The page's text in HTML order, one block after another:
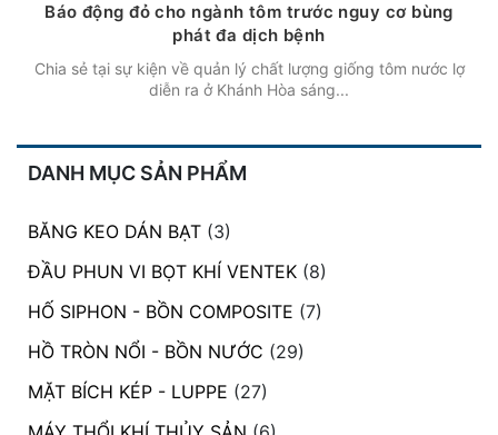
Báo động đỏ cho ngành tôm trước nguy cơ bùng
phát đa dịch bệnh
Chia sẻ tại sự kiện về quản lý chất lượng giống tôm nước lợ
diễn ra ở Khánh Hòa sáng...
DANH MỤC SẢN PHẨM
BĂNG KEO DÁN BẠT (3)
ĐẦU PHUN VI BỌT KHÍ VENTEK (8)
HỐ SIPHON - BỒN COMPOSITE (7)
HỒ TRÒN NỔI - BỒN NƯỚC (29)
MẶT BÍCH KÉP - LUPPE (27)